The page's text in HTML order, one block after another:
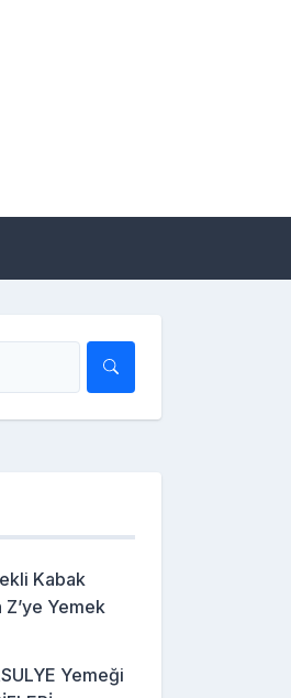
Kabak
Z’ye Yemek
Yemeği